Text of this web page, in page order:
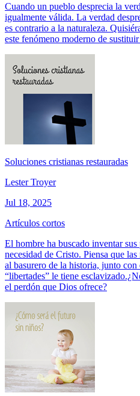
Cuando un pueblo desprecia la
igualmente válida. La verdad
es contrario a la naturaleza.
este fenómeno moderno de
Soluciones cristianas restauradas
Lester Troyer
Jul 18, 2025
Artículos cortos
El hombre ha buscado inventar
necesidad de Cristo. Piensa que
al basurero de la historia, junto
“libertades” le tiene
el perdón que Dios ofrece?